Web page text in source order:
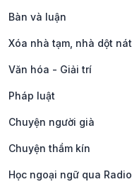
Bàn và luận
Xóa nhà tạm, nhà dột nát
Văn hóa - Giải trí
Pháp luật
Chuyện người già
Chuyện thầm kín
Học ngoại ngữ qua Radio